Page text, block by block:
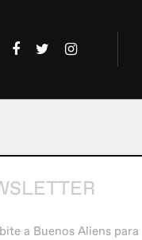
a Buenos Aliens